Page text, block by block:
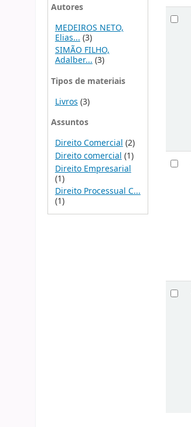
Autores
MEDEIROS NETO,
Elias... (3)
SIMÃO FILHO,
Adalber...(3)
Tipos de materiais
Livros (3)
Assuntos
Direito Comercial (2)
Direito comercial (1)
Direito Empresarial
(1)
Direito Processual C...
(1)